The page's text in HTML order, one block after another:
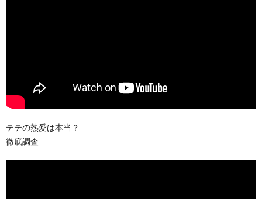
テテの熱愛は本当？
徹底調査